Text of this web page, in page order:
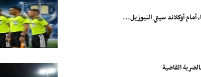
أمام أوكلاند سيتي النيوزيل...
القاضية